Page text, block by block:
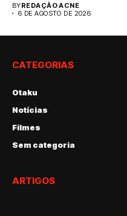
BYREDAÇÃO ACNE
6 DE AGOSTO DE 2026
CATEGORIAS
Otaku
Notícias
Filmes
Sem categoria
ARTIGOS